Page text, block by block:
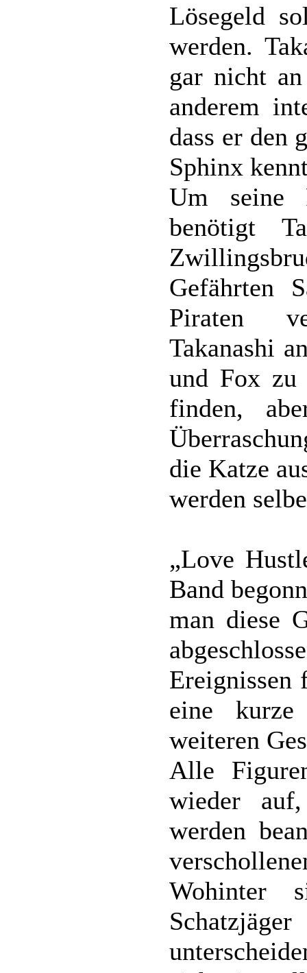
Lösegeld
werden.
gar nicht
anderem
dass er den
Sphinx
Um seine
benötigt
Gefährten
Piraten
Takanashi
und Fox zu
finden,
die Katze
werden
„Love
Band
man diese
Ereignissen
eine kurze
weiteren
Alle
wieder
werden
Wohinter